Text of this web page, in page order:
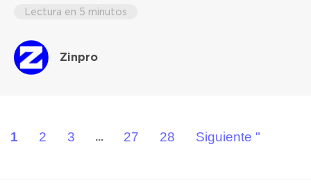
Lectura en 5 minutos
Zinpro
1 2 3 ... 27 28 Siguiente "